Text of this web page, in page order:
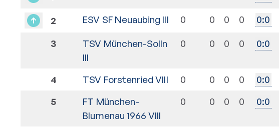
2 ESV SF Neuaubing III 0 0 0 0 0:0
3
TSV München-Solln
III
0 0 0 0 0:0
4 TSV Forstenried VIII 0 0 0 0 0:0
5
FT München-
Blumenau 1966 VIII
0 0 0 0 0:0